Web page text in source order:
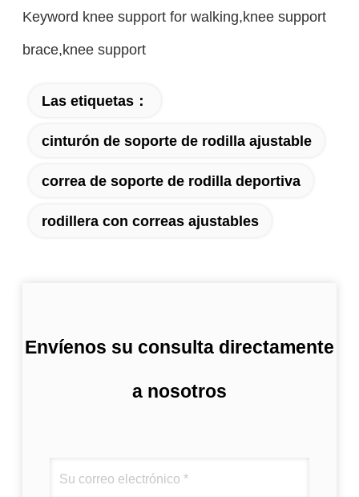
Keyword knee support for walking,knee support
brace,knee support
Las etiquetas：
cinturón de soporte de rodilla ajustable
correa de soporte de rodilla deportiva
rodillera con correas ajustables
Envíenos su consulta directamente
a nosotros